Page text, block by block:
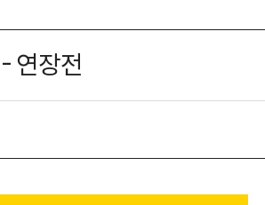
연장전